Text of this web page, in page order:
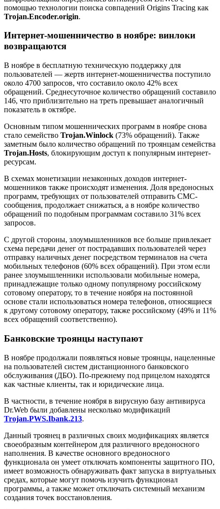
помощью технологии поиска cовпадений Origins Tracing как
Trojan.Encoder.origin.
Интернет-мошенничество в ноябре: винлоки
возвращаются
В ноябре в бесплатную техническую поддержку для
пользователей — жертв интернет-мошенничества поступило
около 4700 запросов, что составило около 42% всех
обращений. Среднесуточное количество обращений составило
146, что приблизительно на треть превышает аналогичный
показатель в октябре.
Основным типом мошеннических программ в ноябре снова
стало семейство Trojan.Winlock (73% обращений). Также
заметным было количество обращений по троянцам семейства
Trojan.Hosts, блокирующим доступ к популярным интернет-
ресурсам.
В схемах монетизации незаконных доходов интернет-
мошенников также происходят изменения. Доля вредоносных
программ, требующих от пользователей отправить СМС-
сообщения, продолжает снижаться, а в ноябре количество
обращений по подобным программам составило 31% всех
запросов.
С другой стороны, злоумышленников все больше привлекает
схема передачи денег от пострадавших пользователей через
отправку наличных денег посредством терминалов на счета
мобильных телефонов (60% всех обращений). При этом если
ранее злоумышленники использовали мобильные номера,
принадлежащие только одному популярному российскому
сотовому оператору, то в течение ноября на постоянной
основе стали использоваться номера телефонов, относящиеся
к другому сотовому оператору, также российскому (49% и 11%
всех обращений соответственно).
Банковские троянцы наступают
В ноябре продолжали появляться новые троянцы, нацеленные
на пользователей систем дистанционного банковского
обслуживания (ДБО). По-прежнему под прицелом находятся
как частные клиенты, так и юридические лица.
В частности, в течение ноября в вирусную базу антивируса
Dr.Web были добавлены несколько модификаций
Trojan.PWS.Ibank.213.
Данный троянец в различных своих модификациях является
своеобразным контейнером для различного вредоносного
наполнения. В качестве основного вредоносного
функционала он умеет отключать компоненты защитного ПО,
имеет возможность обнаруживать факт запуска в виртуальных
средах, которые могут помочь изучить функционал
программы, а также может отключать системный механизм
создания точек восстановления.